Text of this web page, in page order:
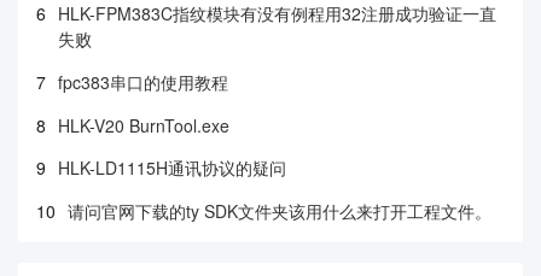
6 HLK-FPM383C指纹模块有没有例程用32注册成功验证一直
失败
7 fpc383串口的使用教程
8 HLK-V20 BurnTool.exe
9 HLK-LD1115H通讯协议的疑问
10 请问官网下载的ty SDK文件夹该用什么来打开工程文件。